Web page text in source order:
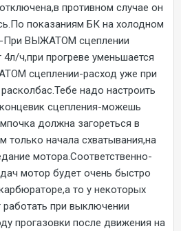
противном случае он
показаниям БК на холодном
При ВЫЖАТОМ сцеплении
ч,при прогреве уменьшается
сцеплении-расход уже при
надо настроить
сцепления-можешь
должна загореться в
только начала схватывания,на
мотора.Соответственно-
мотор будет очень быстро
то у некоторых
при выключении
прогазовки после движения на